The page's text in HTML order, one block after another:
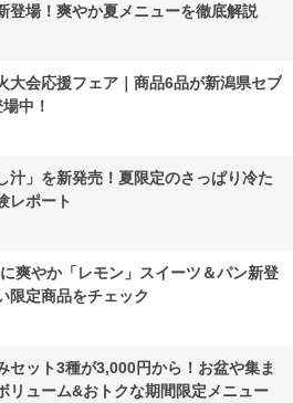
登場！爽やか夏メニューを徹底解説
大会応援フェア｜商品6品が新潟県セブ
中！
汁」を新発売！夏限定のさっぱり冷た
レポート
爽やか「レモン」スイーツ＆パン新登
限定商品をチェック
セット3種が3,000円から！お盆や集ま
リューム&おトクな期間限定メニュー